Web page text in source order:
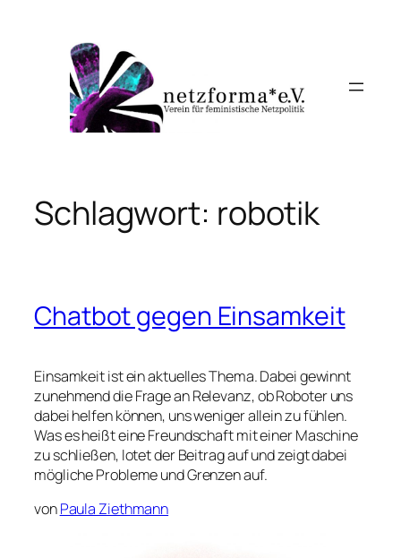
springen
Schlagwort: robotik
Chatbot gegen Einsamkeit
Einsamkeit ist ein aktuelles Thema. Dabei gewinnt
zunehmend die Frage an Relevanz, ob Roboter uns
dabei helfen können, uns weniger allein zu fühlen.
Was es heißt eine Freundschaft mit einer Maschine
zu schließen, lotet der Beitrag auf und zeigt dabei
mögliche Probleme und Grenzen auf.
vonPaula Ziethmann